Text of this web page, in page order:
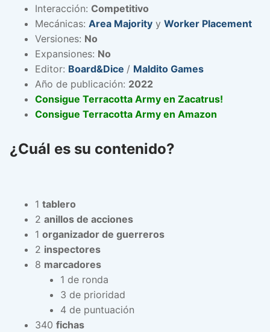
Interacción: Competitivo
Mecánicas: Area Majorityy Worker Placement
Versiones: No
Expansiones: No
Editor: Board&Dice / Maldito Games
Año de publicación: 2022
Consigue Terracotta Army en Zacatrus!
Consigue Terracotta Army en Amazon
¿Cuál es su contenido?
1 tablero
2 anillos de acciones
1 organizador de guerreros
2 inspectores
8 marcadores
1 de ronda
3 de prioridad
4 de puntuación
340 fichas